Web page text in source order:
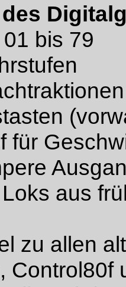
bis 79
für
aus
zu allen
Control80f